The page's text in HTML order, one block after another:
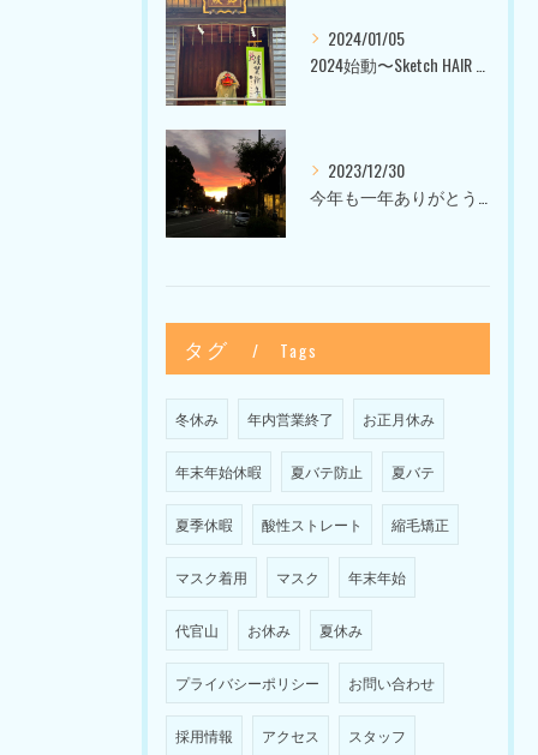
2024/01/05
2023/12/30
タグ Tags
冬休み 年内営業終了 お正月休み
年末年始休暇 夏バテ防止 夏バテ
夏季休暇 酸性ストレート 縮毛矯正
マスク着用 マスク 年末年始
代官山 お休み 夏休み
プライバシーポリシー お問い合わせ
採用情報 アクセス スタッフ